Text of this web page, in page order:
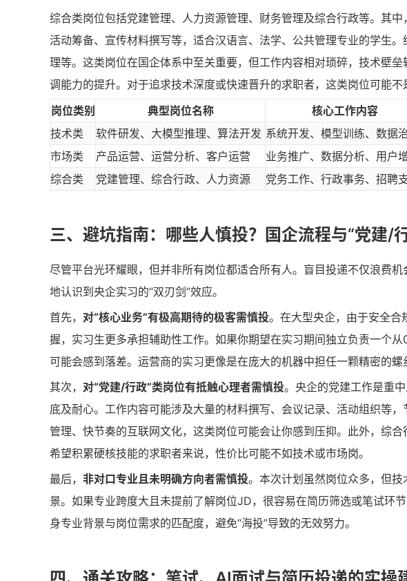
综合类岗位包括党建管理、人力资源管理、财务管理及综合行政等。其
活动筹备、宣传材料撰写等，适合汉语言、法学、公共管理专业的学生
理等。这类岗位在国企体系中至关重要，但工作内容相对琐碎，技术壁
调能力的提升。对于追求技术深度或快速晋升的求职者，这类岗位可能不
岗位类别
典型岗位名称 核心工作内容
技术类
软件研发、大模型推理、算法开发 系统开发、模型训练、数据
市场类
产品运营、运营分析、客户运营 业务推广、数据分析、用户
综合类
党建管理、综合行政、人力资源 党务工作、行政事务、招聘
三、避坑指南：哪些人慎投？国企流程与“党建/
尽管平台光环耀眼，但并非所有岗位都适合所有人。盲目投递不仅浪费
地认识到央企实习的“双刃剑”效应。
首先， 对“核心业务”有极高期待的极客需慎投。在大型央企，由于安全合
握，实习生更多承担辅助性工作。如果你期望在实习期间独立负责一个从
可能会感到落差。运营商的实习更像是在庞大的机器中担任一颗精密的螺
其次， 对“党建/行政”类岗位有抵触心理者需慎投。央企的党建工作是重
底及耐心。工作内容可能涉及大量的材料撰写、会议记录、活动组织等
管理、快节奏的互联网文化，这类岗位可能会让你感到压抑。此外，综
希望积累硬核技能的求职者来说，性价比可能不如技术或市场岗。
最后， 非对口专业且未明确方向者需慎投。本次计划虽然岗位众多，但
景。如果专业跨度大且未提前了解岗位JD，很容易在简历筛选或笔试环
身专业背景与岗位需求的匹配度，避免“海投”导致的无效努力。